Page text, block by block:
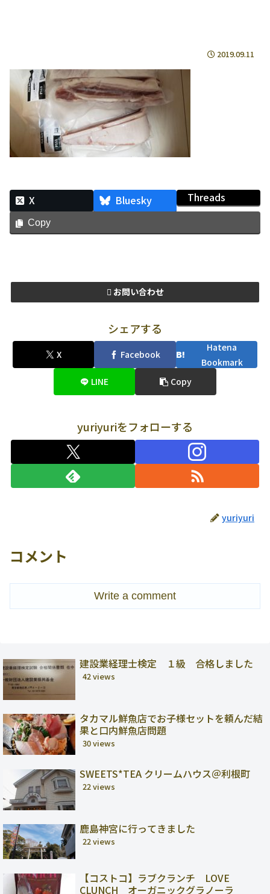
2019.09.11
X Bluesky Threads
Copy
お問い合わせ
シェアする
X Facebook
Hatena
Bookmark
LINE
Copy
yuriyuriをフォローする
yuriyuri
コメント
Write a comment
建設業経理士検定 １級 合格しました
42 views
タカマル鮮魚店でお子様セットを頼んだ結
果と口内鮮魚店問題
30 views
SWEETS*TEA クリームハウス＠利根町
22 views
鹿島神宮に行ってきました
22 views
【コストコ】ラブクランチ LOVE
CLUNCH オーガニックグラノーラ